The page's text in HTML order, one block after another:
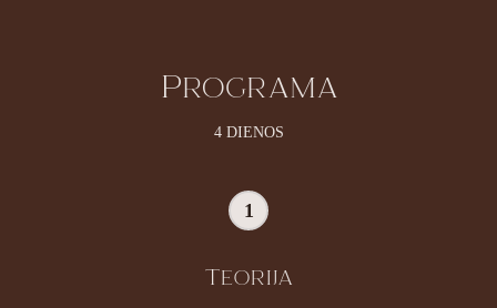
Programa
4 DIENOS
1
Teorija